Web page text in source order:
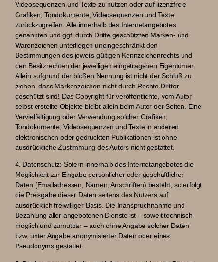
Videosequenzen und Texte zu nutzen oder auf lizenzfreie
Grafiken, Tondokumente, Videosequenzen und Texte
zurückzugreifen. Alle innerhalb des Internetangebotes
genannten und ggf. durch Dritte geschützten Marken- und
Warenzeichen unterliegen uneingeschränkt den
Bestimmungen des jeweils gültigen Kennzeichenrechts und
den Besitzrechten der jeweiligen eingetragenen Eigentümer.
Allein aufgrund der bloßen Nennung ist nicht der Schluß zu
ziehen, dass Markenzeichen nicht durch Rechte Dritter
geschützt sind! Das Copyright für veröffentlichte, vom Autor
selbst erstellte Objekte bleibt allein beim Autor der Seiten. Eine
Vervielfältigung oder Verwendung solcher Grafiken,
Tondokumente, Videosequenzen und Texte in anderen
elektronischen oder gedruckten Publikationen ist ohne
ausdrückliche Zustimmung des Autors nicht gestattet.
4. Datenschutz: Sofern innerhalb des Internetangebotes die
Möglichkeit zur Eingabe persönlicher oder geschäftlicher
Daten (Emailadressen, Namen, Anschriften) besteht, so erfolgt
die Preisgabe dieser Daten seitens des Nutzers auf
ausdrücklich freiwilliger Basis. Die Inanspruchnahme und
Bezahlung aller angebotenen Dienste ist – soweit technisch
möglich und zumutbar – auch ohne Angabe solcher Daten
bzw. unter Angabe anonymisierter Daten oder eines
Pseudonyms gestattet.